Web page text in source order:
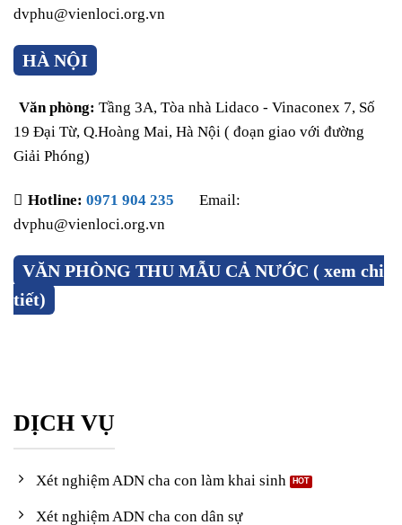
dvphu@vienloci.org.vn
HÀ NỘI
Văn phòng: Tầng 3A, Tòa nhà Lidaco - Vinaconex 7, Số
19 Đại Từ, Q.Hoàng Mai, Hà Nội ( đoạn giao với đường
Giải Phóng)
Hotline: 0971 904 235 Email:
dvphu@vienloci.org.vn
VĂN PHÒNG THU MẪU CẢ NƯỚC ( xem chi
tiết)
DỊCH VỤ
Xét nghiệm ADN cha con làm khai sinh
Xét nghiệm ADN cha con dân sự